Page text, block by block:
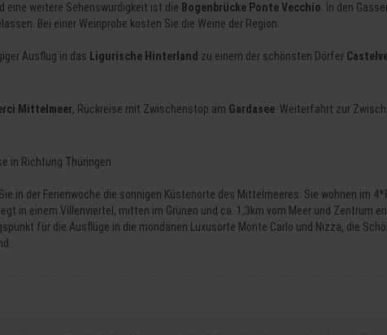
eine weitere Sehenswürdigkeit ist die Bogenbrücke Ponte Vecchio . In den
Bei einer Weinprobe kosten Sie die Weine der Region.
Ausflug in das Ligurische Hinterland zu einem der schönsten Dörfer
Mittelmeer, Rückreise mit Zwischenstop am Gardasee . Weiterfahrt zur
in Richtung Thüringen.
in der Ferienwoche die sonnigen Küstenorte des Mittelmeeres. Sie wohnen im
in einem Villenviertel, mitten im Grünen und ca. 1,3km vom Meer und Zentrum
für die Ausflüge in die mondänen Luxusorte Monte Carlo und Nizza, die